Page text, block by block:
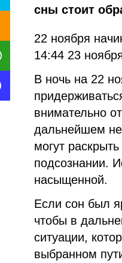
сны стоит
22 ноября
14:44 23
В ночь на 22
внимательно
дальнейшем
могут
подсознании.
насыщенной.
Если сон был
чтобы в
ситуации,
выбранном